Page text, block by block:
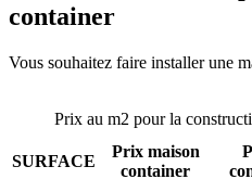
container
Vous souhaitez faire installer une
Prix au m2 pour la
SURFACE
Prix maison
container